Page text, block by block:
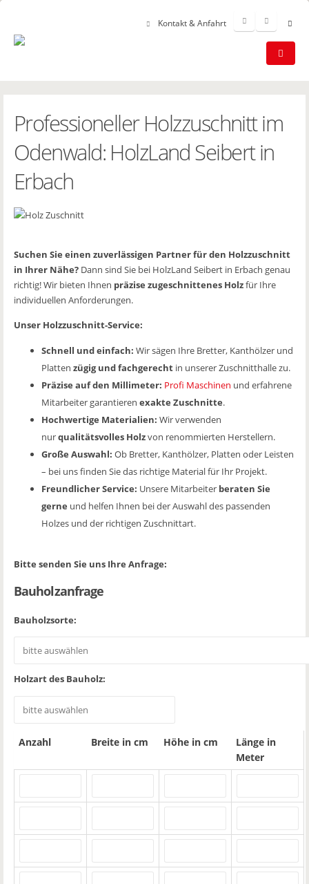
Kontakt & Anfahrt
Professioneller Holzzuschnitt im
Odenwald: HolzLand Seibert in
Erbach
Suchen Sie einen zuverlässigen Partner für den Holzzuschnitt
in Ihrer Nähe? Dann sind Sie bei HolzLand Seibert in Erbach genau
richtig! Wir bieten Ihnen präzise zugeschnittenes Holzfür Ihre
individuellen Anforderungen.
Unser Holzzuschnitt-Service:
Schnell und einfach: Wir sägen Ihre Bretter, Kanthölzer und
Platten zügig und fachgerecht in unserer Zuschnitthalle zu.
Präzise auf den Millimeter: Profi Maschinen und erfahrene
Mitarbeiter garantieren exakte Zuschnitte.
Hochwertige Materialien: Wir verwenden
nurqualitätsvolles Holzvon renommierten Herstellern.
Große Auswahl: Ob Bretter, Kanthölzer, Platten oder Leisten
– bei uns finden Sie das richtige Material für Ihr Projekt.
Freundlicher Service: Unsere Mitarbeiter beraten Sie
gerne und helfen Ihnen bei der Auswahl des passenden
Holzes und der richtigen Zuschnittart.
Bitte senden Sie uns Ihre Anfrage:
Bauholzanfrage
Bauholzsorte:
Holzart des Bauholz:
Anzahl Breite in cm Höhe in cm
Länge in
Meter